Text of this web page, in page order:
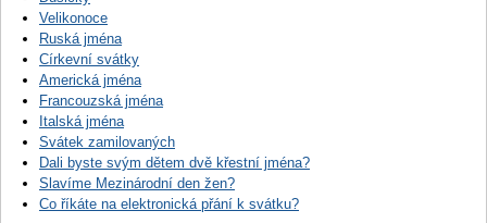
Velikonoce
Ruská jména
Církevní svátky
Americká jména
Francouzská jména
Italská jména
Svátek zamilovaných
Dali byste svým dětem dvě křestní jména?
Slavíme Mezinárodní den žen?
Co říkáte na elektronická přání k svátku?